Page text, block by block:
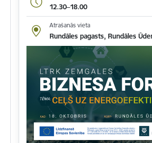
12.30–18.00
Atrašanās vieta
Rundāles pagasts, Rundāles